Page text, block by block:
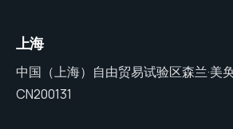
上海
中国（上海）自由贸易试验区森兰·美
CN200131